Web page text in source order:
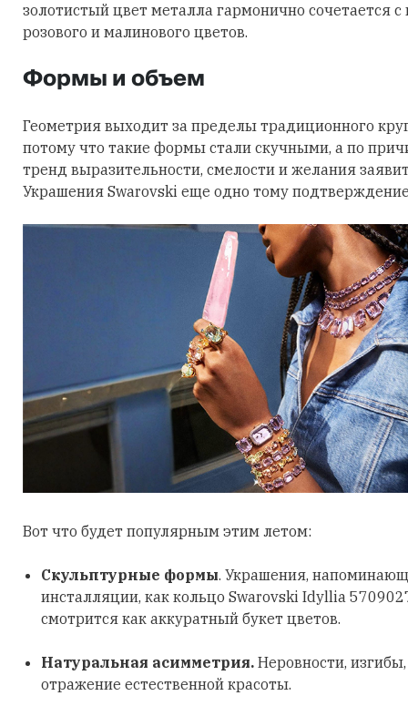
золотистый цвет металла гармонично сочетается
розового и малинового цветов.
Формы и объем
Геометрия выходит за пределы традиционного
потому что такие формы стали скучными, а по
тренд выразительности, смелости и желания
Украшения Swarovski еще одно тому
Вот что будет популярным этим летом:
Скульптурные формы. Украшения,
инсталляции, как кольцо Swarovski Idyllia
смотрится как аккуратный букет цветов.
Натуральная асимметрия. Неровности,
отражение естественной красоты.